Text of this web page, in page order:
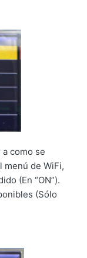
como se
menú de WiFi,
(En “ON”).
(Sólo